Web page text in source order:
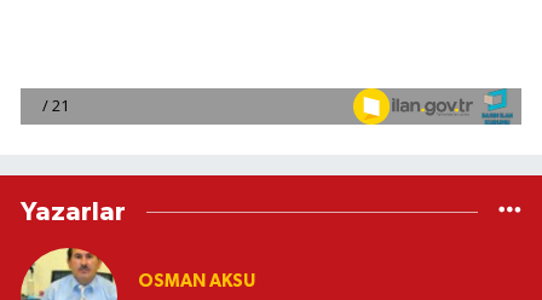
Yazarlar
OSMAN AKSU